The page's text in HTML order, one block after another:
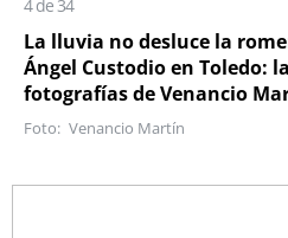
4 de 34
La lluvia no desluce la
Ángel Custodio en Toledo:
fotografías de Venancio
Venancio Martín